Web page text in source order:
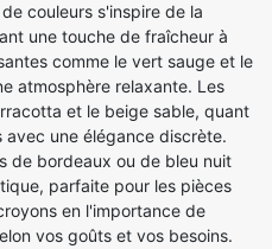
couleurs s'inspire de la
une touche de fraîcheur à
comme le vert sauge et le
atmosphère relaxante. Les
et le beige sable, quant
une élégance discrète.
de bordeaux ou de bleu nuit
parfaite pour les pièces
en l'importance de
vos goûts et vos besoins.